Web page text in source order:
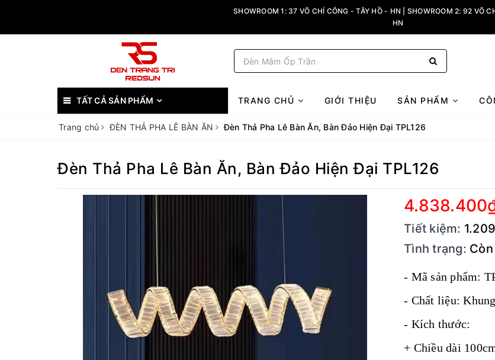
SHOWROOM 1: 37 VÕ CHÍ CÔNG - TÂY HỒ - HN | SHOWROOM 2: 92 VÕ
HN
TẤT CẢ SẢN PHẨM TRANG CHỦ GIỚI THIỆU SẢN PHẨM
Trang chủ ĐÈN THẢ PHA LÊ BÀN ĂN Đèn Thả Pha Lê Bàn Ăn, Bàn Đảo Hiện Đại TPL126
Đèn Thả Pha Lê Bàn Ăn, Bàn Đảo Hiện Đại TPL126
Tiết kiệm:
Tình trạng:
- Mã sản phẩm:
- Chất liệu:
- Kích thước:
+ Chiều dài